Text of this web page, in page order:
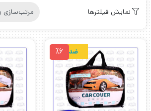
نمایش فیلترها
ضدآب٪6